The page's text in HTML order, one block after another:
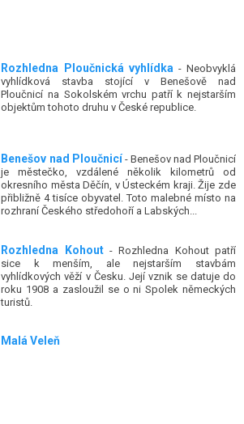
Rozhledna Ploučnická vyhlídka- Neobvyklá
vyhlídková stavba stojící v Benešově nad
Ploučnicí na Sokolském vrchu patří k nejstarším
objektům tohoto druhu v České republice.
Benešov nad Ploučnicí - Benešov nad Ploučnicí
je městečko, vzdálené několik kilometrů od
okresního města Děčín, v Ústeckém kraji. Žije zde
přibližně 4 tisíce obyvatel. Toto malebné místo na
rozhraní Českého středohoří a Labských...
Rozhledna Kohout- Rozhledna Kohout patří
sice k menším, ale nejstarším stavbám
vyhlídkových věží v Česku. Její vznik se datuje do
roku 1908 a zasloužil se o ni Spolek německých
turistů.
Malá Veleň